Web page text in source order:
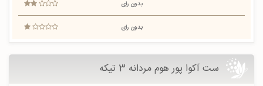
بدون رای
بدون رای
ست آکوا پور هوم مردانه 3 تیکه